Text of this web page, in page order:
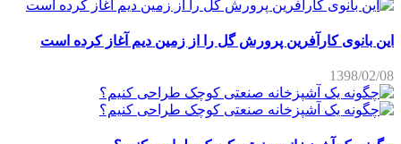
این بانوی کارآفرین پرورش گل را از زمین دیم آغاز کرده است
1398/02/08